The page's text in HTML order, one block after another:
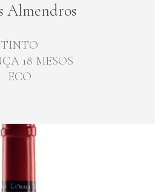
Almendros
TINTO
18 MESOS
ECO